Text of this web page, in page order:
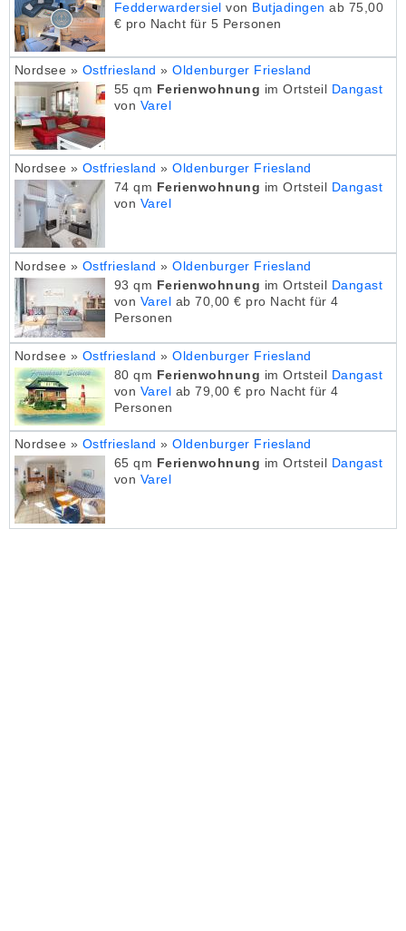
Fedderwardersiel von Butjadingen ab 75,00
€ pro Nacht für 5 Personen
Nordsee » Ostfriesland »Oldenburger Friesland
55 qm Ferienwohnung im Ortsteil
Dangast
von Varel
Nordsee » Ostfriesland »Oldenburger Friesland
74 qm Ferienwohnung im Ortsteil
Dangast
von Varel
Nordsee » Ostfriesland »Oldenburger Friesland
93 qm Ferienwohnung im Ortsteil
Dangast
von Varel ab 70,00 € pro Nacht für 4
Personen
Nordsee » Ostfriesland »Oldenburger Friesland
80 qm Ferienwohnung im Ortsteil
Dangast
von Varel ab 79,00 € pro Nacht für 4
Personen
Nordsee » Ostfriesland »Oldenburger Friesland
65 qm Ferienwohnung im Ortsteil
Dangast
von Varel